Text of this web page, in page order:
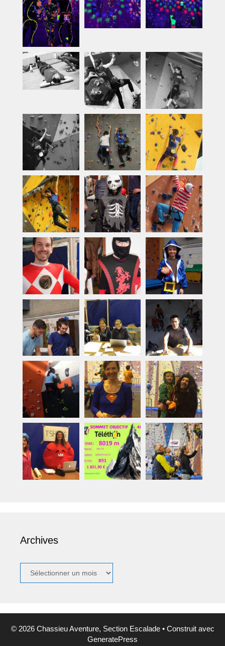
Archives
© 2026 Chassieu Aventure, Section Escalade• Construit avec
GeneratePress